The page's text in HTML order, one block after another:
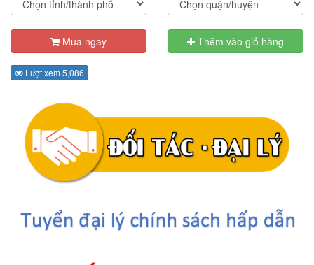
Mua ngay Thêm vào giỏ hàng
Lượt xem 5,086